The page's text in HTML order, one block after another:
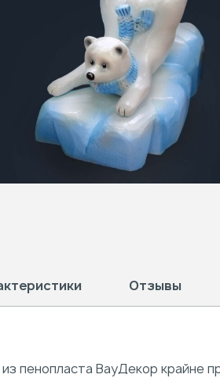
Отзывы
пенопласта ВауДекор крайне